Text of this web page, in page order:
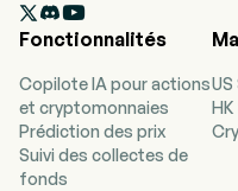
starting each October.
attempts to reduce the
securities.

Fonctionnalités
Copilote IA pour actions
et cryptomonnaies
Prédiction des prix
Suivi des collectes de
fonds